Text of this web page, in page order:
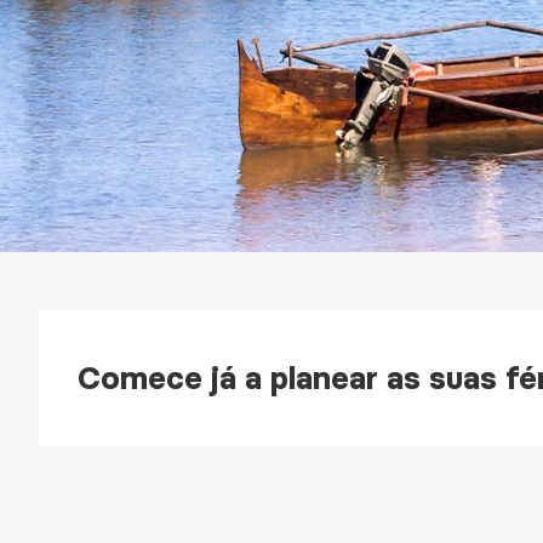
Comece já a planear as suas